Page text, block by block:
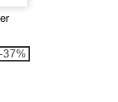
-37%